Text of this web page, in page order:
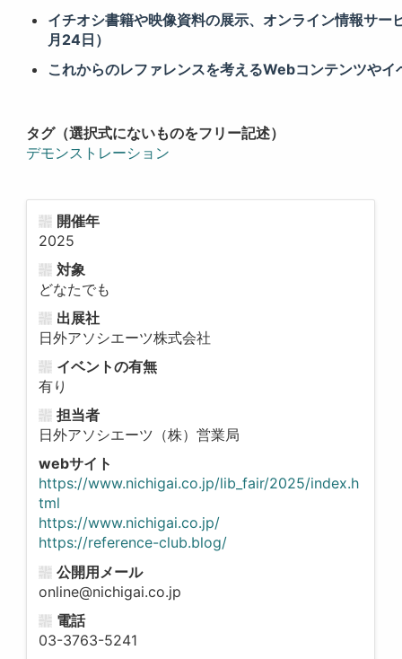
イチオシ書籍や映像資料の展示、オンライン情報サ
月24日）
これからのレファレンスを考えるWebコンテンツや
タグ（選択式にないものをフリー記述）
デモンストレーション
開催年
2025
対象
どなたでも
出展社
日外アソシエーツ株式会社
イベントの有無
有り
担当者
日外アソシエーツ（株）営業局
webサイト
https://www.nichigai.co.jp/lib_fair/2025/index.h
tml
https://www.nichigai.co.jp/
https://reference-club.blog/
公開用メール
online@nichigai.co.jp
電話
03-3763-5241